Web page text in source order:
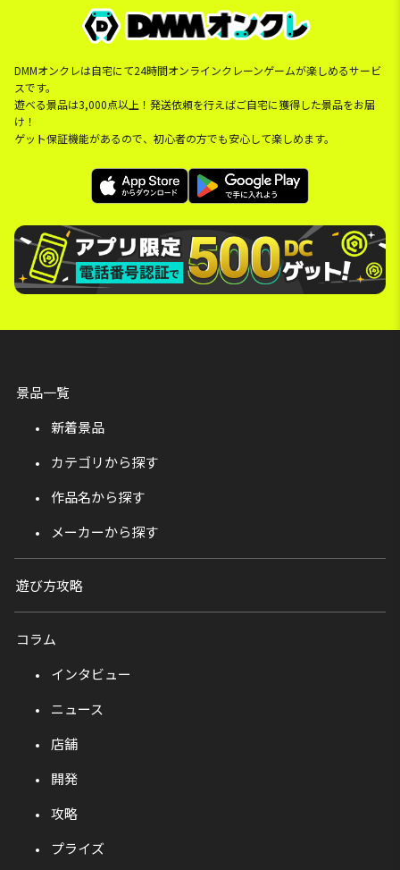
DMMオンクレは自宅にて24時間オンラインクレーンゲームが楽しめるサービ
スです。
遊べる景品は3,000点以上！発送依頼を行えばご自宅に獲得した景品をお届
け！
ゲット保証機能があるので、初心者の方でも安心して楽しめます。
景品一覧
新着景品
カテゴリから探す
作品名から探す
メーカーから探す
遊び方攻略
コラム
インタビュー
ニュース
店舗
開発
攻略
プライズ